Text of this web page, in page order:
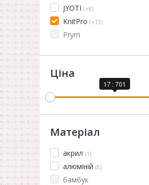
JYOTI (+8)
KnitPro (+13)
Prym
Ціна
17 : 701
Матеріал
акрил (1)
алюміній (8)
бамбук